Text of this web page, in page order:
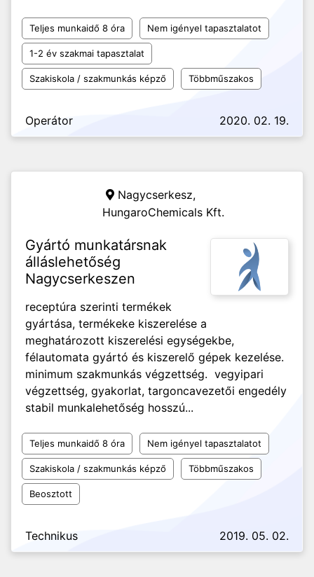
Teljes munkaidő 8 óra Nem igényel tapasztalatot
1-2 év szakmai tapasztalat
Szakiskola / szakmunkás képző Többműszakos
Operátor 2020. 02. 19.
Nagycserkesz,
HungaroChemicals Kft.
Gyártó munkatársnak
álláslehetőség
Nagycserkeszen
receptúra szerinti termékek
gyártása, termékeke kiszerelése a
meghatározott kiszerelési egységekbe,
félautomata gyártó és kiszerelő gépek kezelése.
minimum szakmunkás végzettség. vegyipari
végzettség, gyakorlat, targoncavezetői engedély
stabil munkalehetőség hosszú...
Teljes munkaidő 8 óra Nem igényel tapasztalatot
Szakiskola / szakmunkás képző Többműszakos
Beosztott
Technikus 2019. 05. 02.